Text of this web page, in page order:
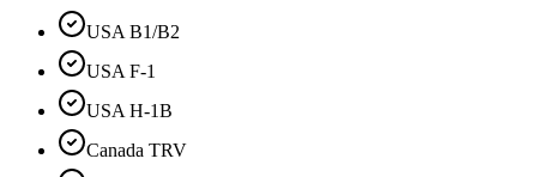
USA B1/B2
USA F-1
USA H-1B
Canada TRV